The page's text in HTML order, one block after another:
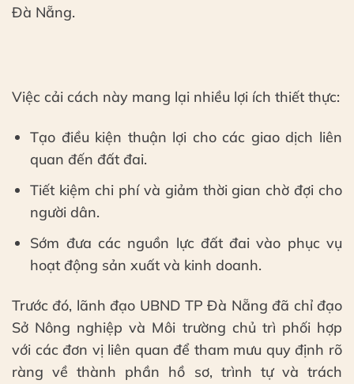
Đà Nẵng.
Việc cải cách này mang lại nhiều lợi ích thiết thực:
Tạo điều kiện thuận lợi cho các giao dịch liên
quan đến đất đai.
Tiết kiệm chi phí và giảm thời gian chờ đợi cho
người dân.
Sớm đưa các nguồn lực đất đai vào phục vụ
hoạt động sản xuất và kinh doanh.
Trước đó, lãnh đạo UBND TP Đà Nẵng đã chỉ đạo
Sở Nông nghiệp và Môi trường chủ trì phối hợp
với các đơn vị liên quan để tham mưu quy định rõ
ràng về thành phần hồ sơ, trình tự và trách